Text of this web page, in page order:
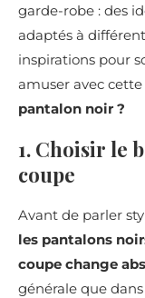
garde-robe : des
adaptés à
inspirations pour
amuser avec cette
pantalon noir ?
1. Choisir le
coupe
Avant de parler
les pantalons
coupe change
générale que